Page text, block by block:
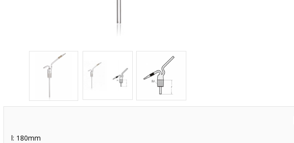
l: 180mm